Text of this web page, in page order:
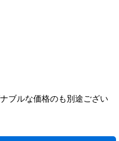
ブルな価格のも別途ござい